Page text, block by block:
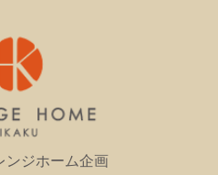
ンジホーム企画